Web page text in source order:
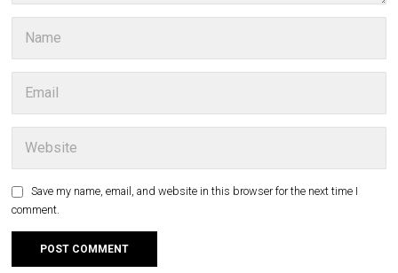
Save my name, email, and website in this browser for the next time I
comment.